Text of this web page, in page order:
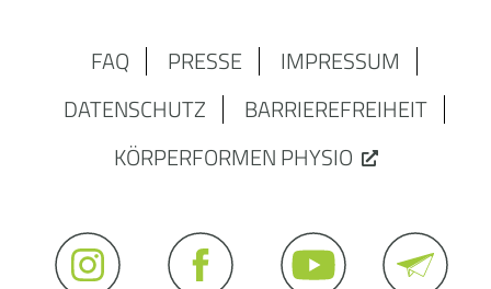
FAQ PRESSE
IMPRESSUM
DATENSCHUTZ
BARRIEREFREIHEIT
KÖRPERFORMEN PHYSIO